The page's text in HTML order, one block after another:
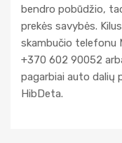
bendro pobūdžio,
prekės savybės.
skambučio telefonu
+370 602 90052
pagarbiai auto dalių
HibDeta.